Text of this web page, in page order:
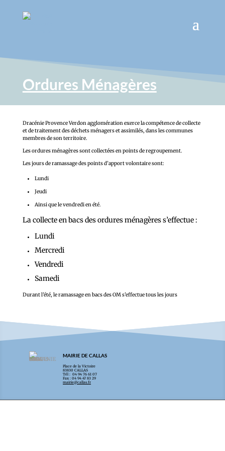
Ordures Ménagères
Dracénie Provence Verdon agglomération exerce la compétence de collecte
et de traitement des déchets ménagers et assimilés, dans les communes
membres de son territoire.
Les ordures ménagères sont collectées en points de regroupement.
Les jours de ramassage des points d’apport volontaire sont:
Lundi
Jeudi
Ainsi que le vendredi en été.
La collecte en bacs des ordures ménagères s’effectue :
Lundi
Mercredi
Vendredi
Samedi
Durant l’été, le ramassage en bacs des OM s’effectue tous les jours
MAIRIE DE CALLAS
Place de la Victoire
83830 CALLAS
Tél : 04 94 76 61 07
Fax : 04 94 47 83 29
mairie@callas.fr